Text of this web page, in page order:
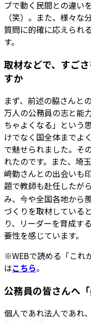
ブで動く民間との違い
（笑）。また、様々
質問に的確に応えられ
す。
取材などで、すご
すか
まず、前述の脇さんと
万人の公務員の志と能
ちゃよくなる」という
けでなく国全体までよ
で魅せられました。そ
れたのです。また、埼
﨑勤さんとの出会いも
題で教師も赴任したが
み、今や全国各地から
づくりを取材している
り、リーダーを育成す
要性を感じています。
※WEBで読める「これ
はこちら。
公務員の皆さんへ
個人であれ法人であれ